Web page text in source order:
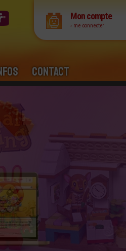
Mon compte
› me connecter
Contact